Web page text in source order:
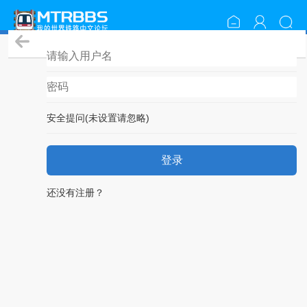
安全提问(未设置请忽略)
登录
还没有注册？